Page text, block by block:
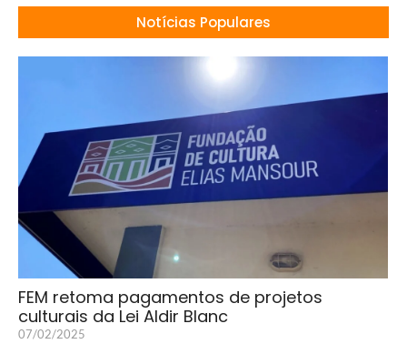
Notícias Populares
FEM retoma pagamentos de projetos
culturais da Lei Aldir Blanc
07/02/2025